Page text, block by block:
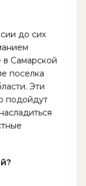
до сих
в Самарской
поселка
Эти
подойдут